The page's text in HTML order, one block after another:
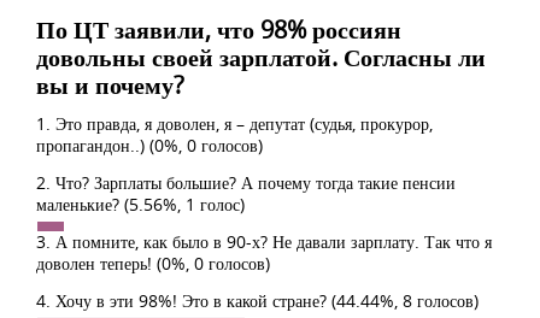
По ЦТ заявили, что 98% россиян
довольны своей зарплатой. Согласны ли
вы и почему?
1. Это правда, я доволен, я – депутат (судья, прокурор,
пропагандон..) (0%, 0 голосов)
2. Что? Зарплаты большие? А почему тогда такие пенсии
маленькие? (5.56%, 1 голос)
3. А помните, как было в 90-х? Не давали зарплату. Так что я
доволен теперь! (0%, 0 голосов)
4. Хочу в эти 98%! Это в какой стране? (44.44%, 8 голосов)